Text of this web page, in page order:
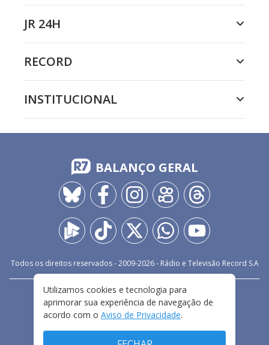
JR 24H
RECORD
INSTITUCIONAL
BALANÇO GERAL
Todos os direitos reservados - 2009-2026- Rádio e Televisão Record S.A
FALE CONOSCO
PRIVACIDADE
TERMOS E CONDIÇÕES DE USO
Utilizamos cookies e tecnologia para
aprimorar sua experiência de navegação de
acordo com o Aviso de Privacidade.